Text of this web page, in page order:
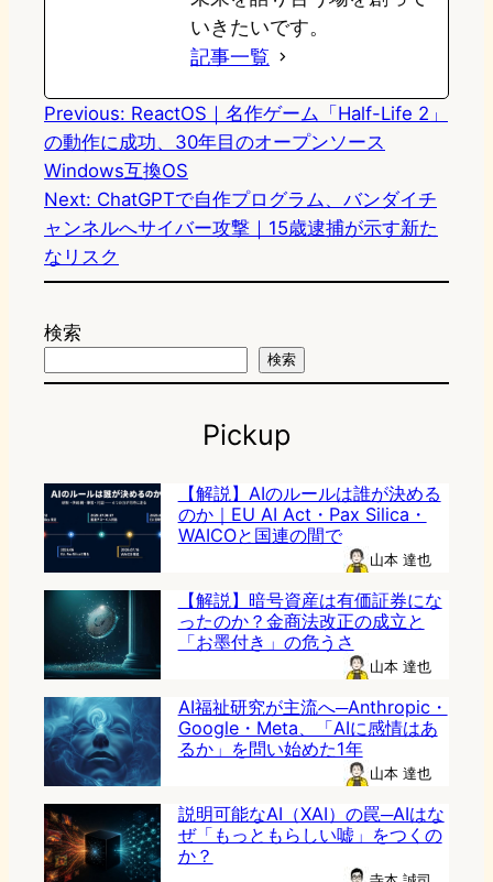
いきたいです。
記事一覧
Previous: ReactOS｜名作ゲーム「Half-Life 2」
の動作に成功、30年目のオープンソース
Windows互換OS
Next: ChatGPTで自作プログラム、バンダイチ
ャンネルへサイバー攻撃｜15歳逮捕が示す新た
なリスク
検索
検索
Pickup
【解説】AIのルールは誰が決める
のか｜EU AI Act・Pax Silica・
WAICOと国連の間で
山本 達也
【解説】暗号資産は有価証券にな
ったのか？金商法改正の成立と
「お墨付き」の危うさ
山本 達也
AI福祉研究が主流へ─Anthropic・
Google・Meta、「AIに感情はあ
るか」を問い始めた1年
山本 達也
説明可能なAI（XAI）の罠─AIはな
ぜ「もっともらしい嘘」をつくの
か？